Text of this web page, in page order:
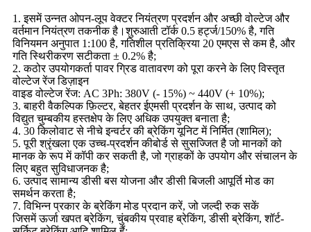
1. इसमें उन्नत ओपन-लूप वेक्टर नियंत्रण प्रदर्शन और अच्छी वोल्टेज और
वर्तमान नियंत्रण तकनीक है।शुरुआती टॉर्क 0.5 हर्ट्ज/150% है, गति
विनियमन अनुपात 1:100 है, गतिशील प्रतिक्रिया 20 एमएस से कम है, और
गति स्थिरीकरण सटीकता ± 0.2% है;
2. कठोर उपयोगकर्ता पावर ग्रिड वातावरण को पूरा करने के लिए विस्तृत
वोल्टेज रेंज डिज़ाइन
वाइड वोल्टेज रेंज: AC 3Ph: 380V (- 15%) ~ 440V (+ 10%);
3. बाहरी वैकल्पिक फ़िल्टर, बेहतर ईएमसी प्रदर्शन के साथ, उत्पाद को
विद्युत चुम्बकीय हस्तक्षेप के लिए अधिक उपयुक्त बनाता है;
4. 30 किलोवाट से नीचे इन्वर्टर की ब्रेकिंग यूनिट में निर्मित (शामिल);
5. पूरी श्रृंखला एक उच्च-प्रदर्शन कीबोर्ड से सुसज्जित है जो मानकों को
मानक के रूप में कॉपी कर सकती है, जो ग्राहकों के उपयोग और संचालन के
लिए बहुत सुविधाजनक है;
6. उत्पाद सामान्य डीसी बस योजना और डीसी बिजली आपूर्ति मोड का
समर्थन करता है;
7. विभिन्न प्रकार के ब्रेकिंग मोड प्रदान करें, जो जल्दी रुक सकें
जिसमें ऊर्जा खपत ब्रेकिंग, चुंबकीय प्रवाह ब्रेकिंग, डीसी ब्रेकिंग, शॉर्ट-